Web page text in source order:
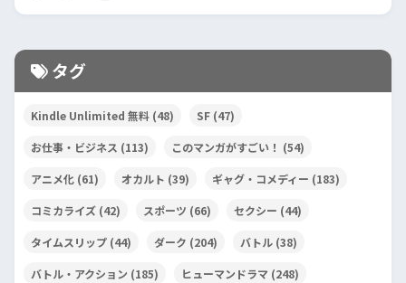
タグ
Kindle Unlimited 無料 (48) SF (47)
お仕事・ビジネス (113) このマンガがすごい！ (54)
アニメ化 (61) オカルト (39) ギャグ・コメディー (183)
コミカライズ (42) スポーツ (66) セクシー (44)
タイムスリップ (44) ダーク (204) バトル (38)
バトル・アクション (185) ヒューマンドラマ (248)